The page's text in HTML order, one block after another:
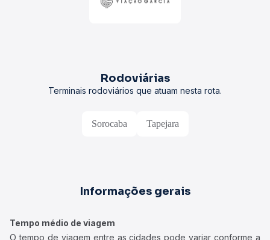
Rodoviárias
Terminais rodoviários que atuam nesta rota.
Sorocaba Tapejara
Informações gerais
Tempo médio de viagem
O tempo de viagem entre as cidades pode variar conforme a